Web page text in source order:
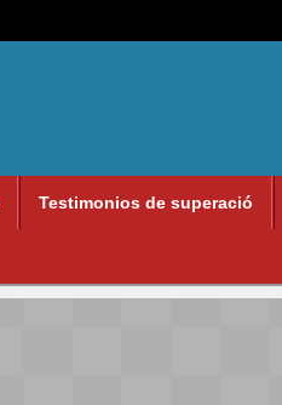
Testimonios de superació